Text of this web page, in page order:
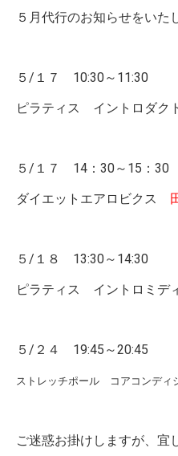
５月代行のお知らせをいた
５/１７ 10:30～11:30
ピラティス イントロダク
５/１７ 14：30～15：30
ダイエットエアロビクス
５/１８ 13:30～14:30
ピラティス イントロミデ
５/２４ 19:45～20:45
ストレッチポール コアコンディ
ご迷惑お掛けしますが、宜